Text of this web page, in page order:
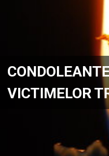
VICTIMELOR